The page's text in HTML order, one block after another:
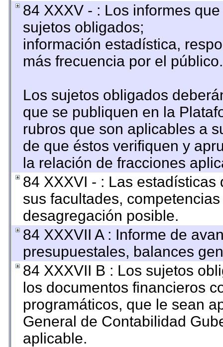
84 XXXV - : Los informes
sujetos obligados;
información estadística,
más frecuencia por el público.
Los sujetos obligados
que se publiquen en la
rubros que son aplicables a
de que éstos verifiquen y
la relación de fracciones
84 XXXVI - : Las
sus facultades,
desagregación posible.
84 XXXVII A : Informe de
presupuestales, balances
84 XXXVII B : Los sujetos
los documentos financieros
programáticos, que le sean
General de Contabilidad
aplicable.